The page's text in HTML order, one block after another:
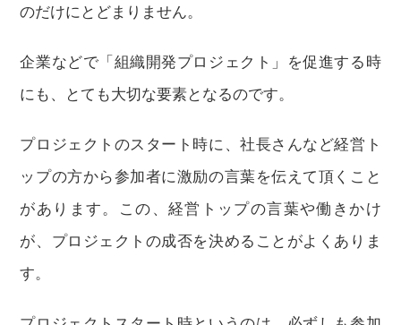
のだけにとどまりません。
企業などで「組織開発プロジェクト」を促進する時
にも、とても大切な要素となるのです。
プロジェクトのスタート時に、社長さんなど経営ト
ップの方から参加者に激励の言葉を伝えて頂くこと
があります。この、経営トップの言葉や働きかけ
が、プロジェクトの成否を決めることがよくありま
す。